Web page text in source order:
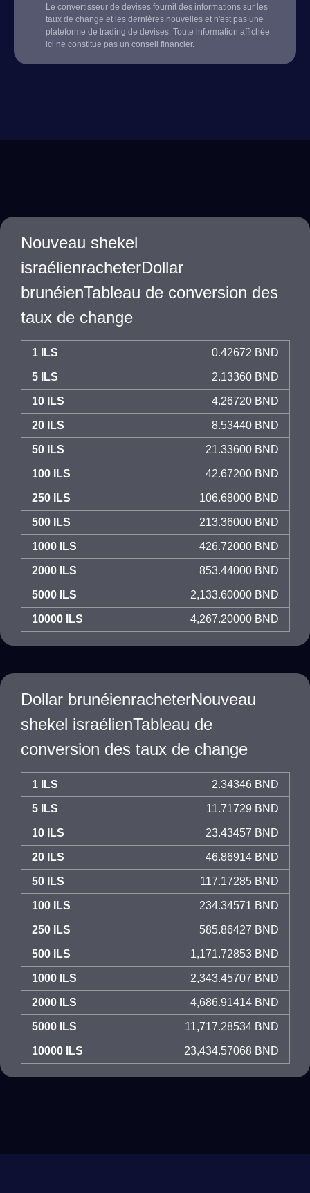
Le convertisseur de devises fournit des informations sur les
taux de change et les dernières nouvelles et n'est pas une
plateforme de trading de devises. Toute information affichée
ici ne constitue pas un conseil financier.
Nouveau shekel
israélienracheterDollar
brunéienTableau de conversion des
taux de change
1 ILS 0.42672 BND
5 ILS 2.13360 BND
10 ILS 4.26720 BND
20 ILS 8.53440 BND
50 ILS 21.33600 BND
100 ILS 42.67200 BND
250 ILS 106.68000 BND
500 ILS 213.36000 BND
1000 ILS 426.72000 BND
2000 ILS 853.44000 BND
5000 ILS 2,133.60000 BND
10000 ILS 4,267.20000 BND
Dollar brunéienracheterNouveau
shekel israélienTableau de
conversion des taux de change
1 ILS 2.34346 BND
5 ILS 11.71729 BND
10 ILS 23.43457 BND
20 ILS 46.86914 BND
50 ILS 117.17285 BND
100 ILS 234.34571 BND
250 ILS 585.86427 BND
500 ILS 1,171.72853 BND
1000 ILS 2,343.45707 BND
2000 ILS 4,686.91414 BND
5000 ILS 11,717.28534 BND
10000 ILS 23,434.57068 BND